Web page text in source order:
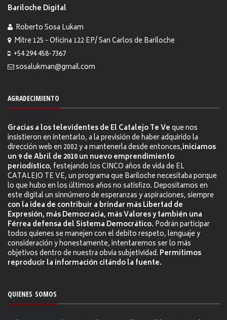
Bariloche Digital
Roberto Sosa Lukam
Mitre 125 - Oficina 122 EP/ San Carlos de Bariloche
+54 294 458-7367
sosalukman@gmail.com
AGRADECIMIENTO
Gracias a los televidentes de El Catalejo Te Veque nos
insistieron en intentarlo, a la previsión de haber adquirido la
dirección web en 2002 y a mantenerla desde entonces,iniciamos
un 9 de Abril de 2010 un nuevo emprendimiento
periodístico, festejando los CINCO años de vida de EL
CATALEJO TE VE, un programa que Bariloche necesitaba porque
lo que hubo en los últimos años no satisfizo. Depositamos en
este digital un sinnúmero de esperanzas y aspiraciones, siempre
con la idea de contribuir a brindar más Libertad de
Expresión, más Democracia, más Valores y también una
Férrea defensa del Sistema Democrático. Podrán participar
todos quienes se manejen con el debito respeto, lenguaje y
consideración y honestamente, intentaremos ser lo más
objetivos dentro de nuestra obvia subjetividad. Permitimos
reproducir la información citándo la fuente.
QUIENES SOMOS